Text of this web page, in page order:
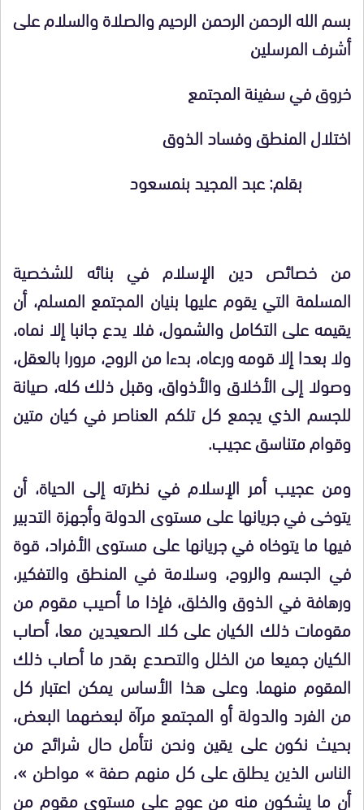
بسم الله الرحمن الرحمن الرحيم والصلاة والسلام على
أشرف المرسلين
خروق في سفينة المجتمع
اختلال المنطق وفساد الذوق
بقلم: عبد المجيد بنمسعود
من خصائص دين الإسلام في بنائه للشخصية
المسلمة التي يقوم عليها بنيان المجتمع المسلم، أن
يقيمه على التكامل والشمول، فلا يدع جانبا إلا نماه،
ولا بعدا إلا قومه ورعاه، بدءا من الروح، مرورا بالعقل،
وصولا إلى الأخلاق والأذواق، وقبل ذلك كله، صيانة
للجسم الذي يجمع كل تلكم العناصر في كيان متين
وقوام متناسق عجيب.
ومن عجيب أمر الإسلام في نظرته إلى الحياة، أن
يتوخى في جريانها على مستوى الدولة وأجهزة التدبير
فيها ما يتوخاه في جريانها على مستوى الأفراد، قوة
في الجسم والروح، وسلامة في المنطق والتفكير،
ورهافة في الذوق والخلق، فإذا ما أصيب مقوم من
مقومات ذلك الكيان على كلا الصعيدين معا، أصاب
الكيان جميعا من الخلل والتصدع بقدر ما أصاب ذلك
المقوم منهما. وعلى هذا الأساس يمكن اعتبار كل
من الفرد والدولة أو المجتمع مرآة لبعضهما البعض،
بحيث نكون على يقين ونحن نتأمل حال شرائح من
الناس الذين يطلق على كل منهم صفة » مواطن »،
أن ما يشكون منه من عوج على مستوى مقوم من